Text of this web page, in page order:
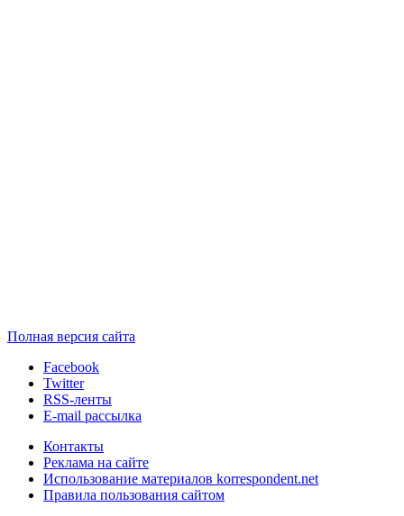
Полная версия сайта
Facebook
Twitter
RSS-ленты
E-mail рассылка
Контакты
Реклама на сайте
Использование материалов korrespondent.net
Правила пользования сайтом